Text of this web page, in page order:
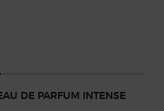
DE PARFUM INTENSE